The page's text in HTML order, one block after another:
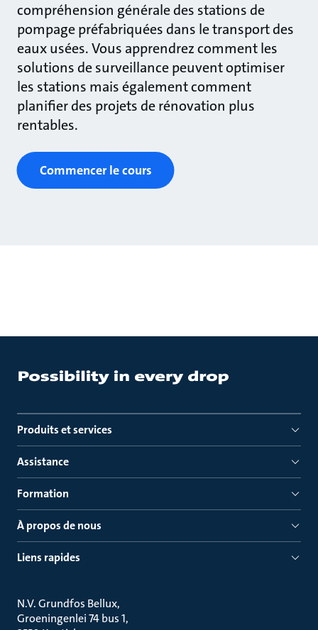
compréhension générale des stations de
pompage préfabriquées dans le transport des
eaux usées. Vous apprendrez comment les
solutions de surveillance peuvent optimiser
les stations mais également comment
planifier des projets de rénovation plus
rentables.
Commencer le cours
Produits et services
Assistance
Formation
À propos de nous
Liens rapides
N.V. Grundfos Bellux
Groeningenlei 74 bus 1